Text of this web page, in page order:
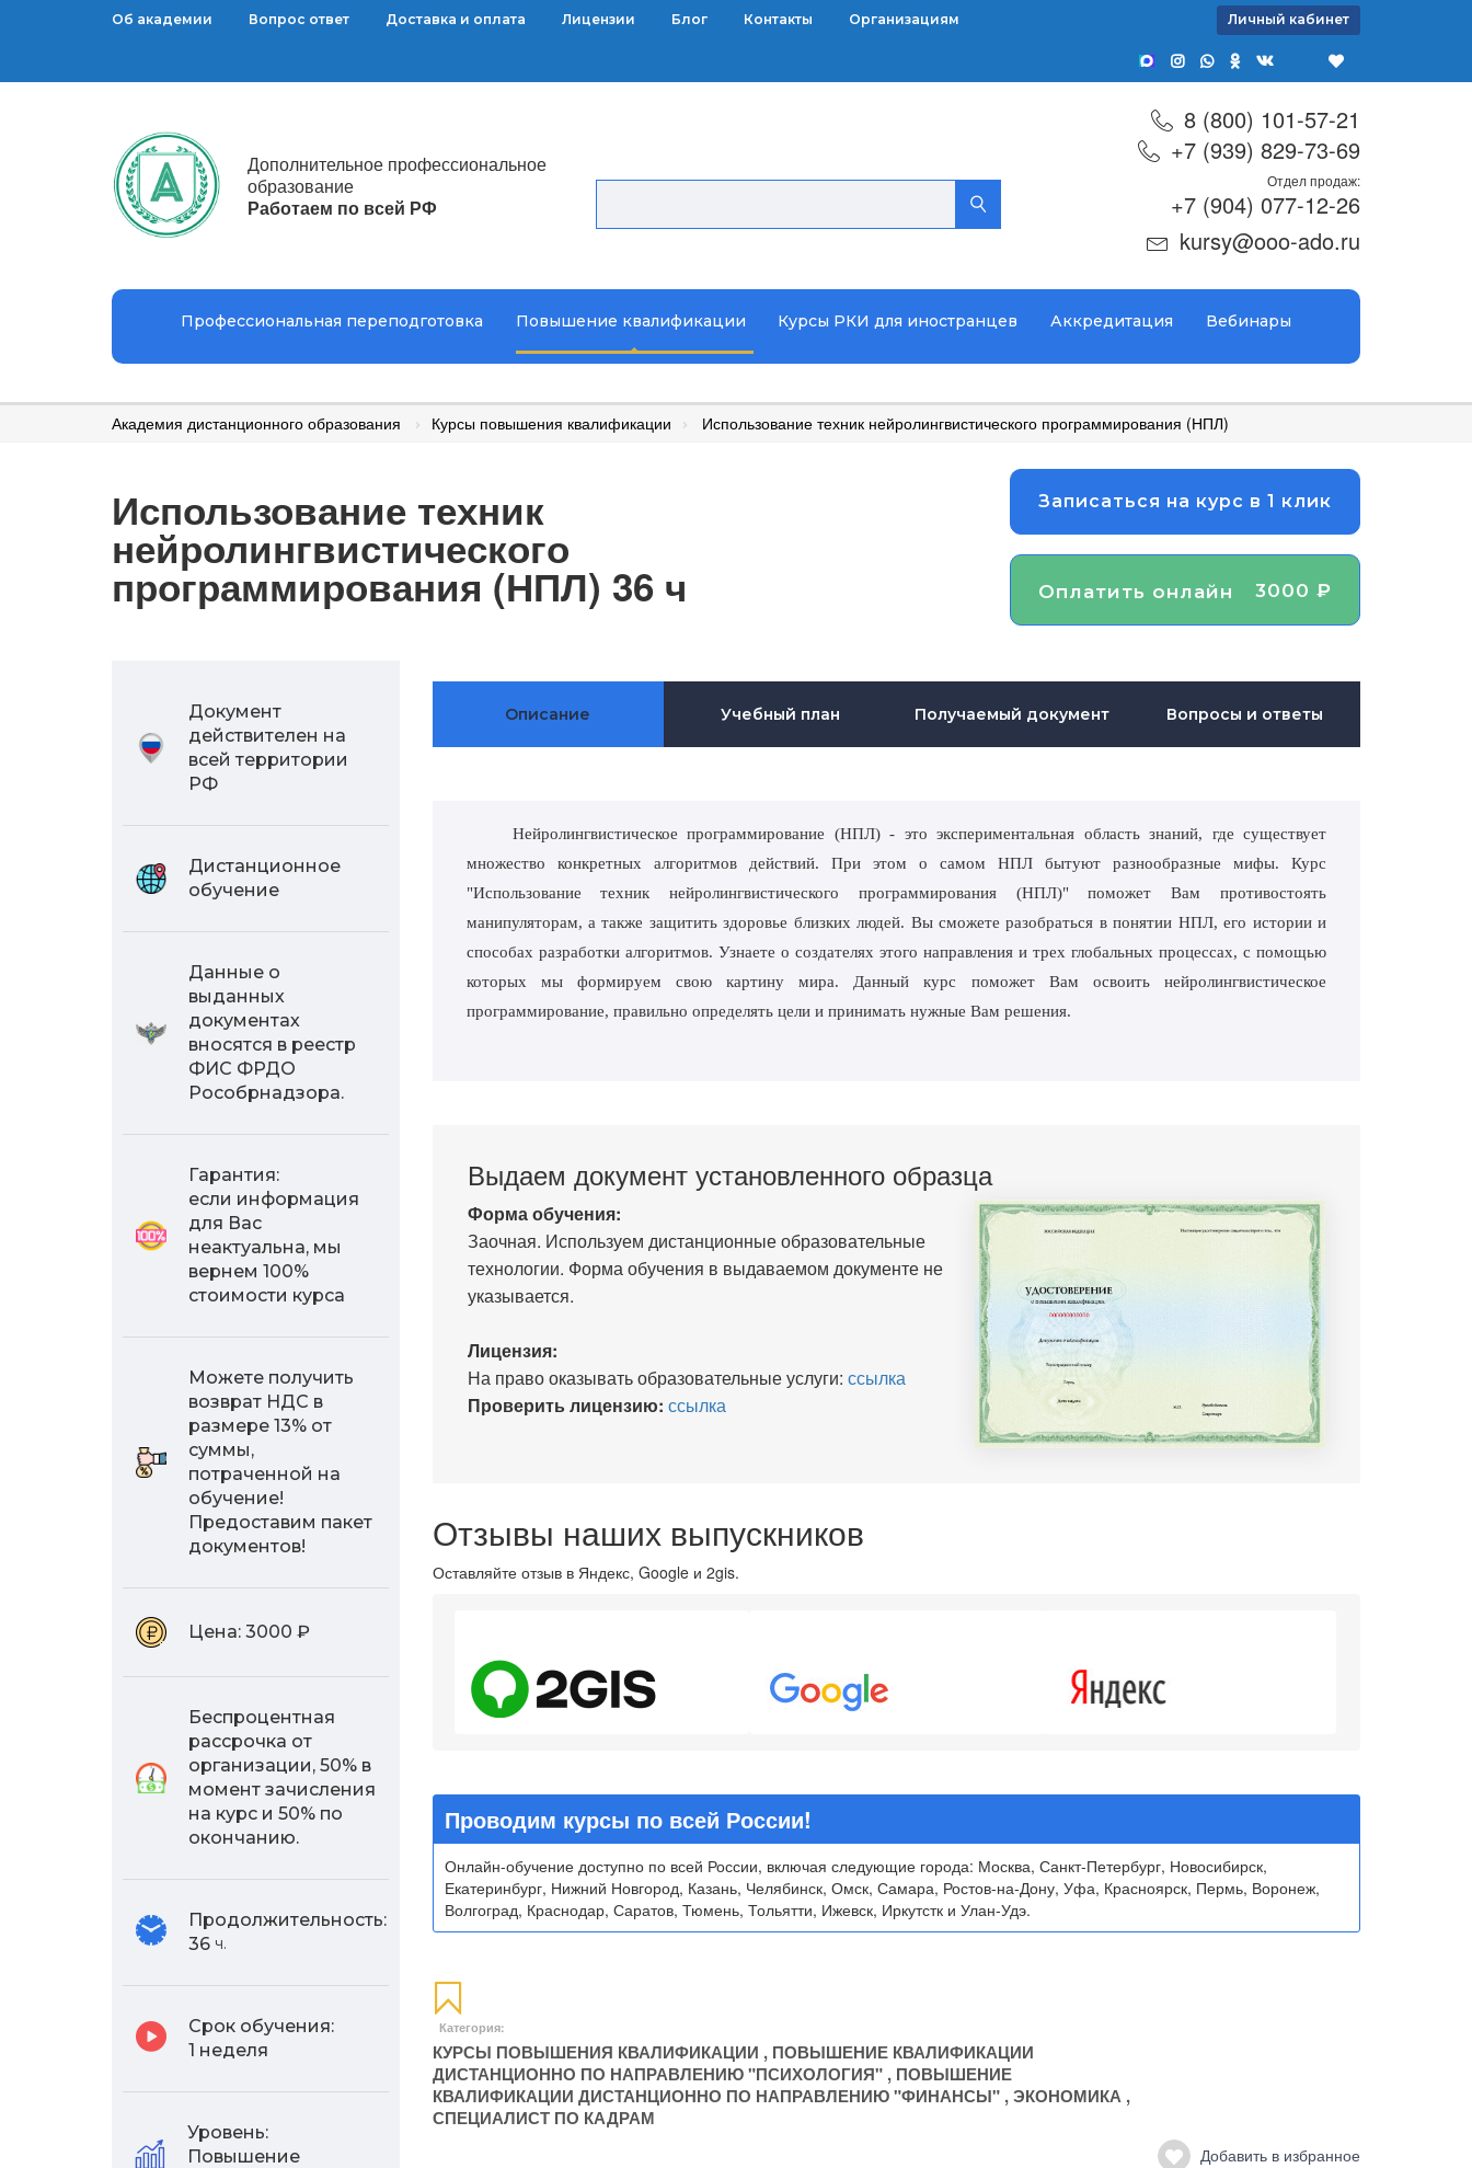
Организациям
Контакты
Блог
Лицензии
Доставка и оплата
Вопрос ответ
Об академии Личный кабинет
Дополнительное профессиональное
образование
Работаем по всей РФ
8 (800) 101-57-21
+7 (939) 829-73-69
Отдел продаж:
+7 (904) 077-12-26
kursy@ooo-ado.ru
Профессиональная переподготовка Повышение квалификации Курсы РКИ для иностранцев Аккредитация Вебинары
Академия дистанционного образования Курсы повышения квалификации Использование техник нейролингвистического программирования (НПЛ)
Использование техник
нейролингвистического
программирования (НПЛ) 36 ч
Записаться на курс в 1 клик
Оплатить онлайн 3000 ₽
Документ
действителен на
всей территории
РФ
Дистанционное
обучение
Данные о
выданных
документах
вносятся в реестр
ФИС ФРДО
Рособрнадзора.
Гарантия:
если информация
для Вас
неактуальна, мы
вернем 100%
стоимости курса
Можете получить
возврат НДС в
размере 13% от
суммы,
потраченной на
обучение!
Предоставим пакет
документов!
Цена: 3000 ₽
Беспроцентная
рассрочка от
организации, 50% в
момент зачисления
на курс и 50% по
окончанию.
Продолжительность:
36 ч.
Срок обучения:
1 неделя
Уровень:
Повышение
Описание Учебный план Получаемый документ Вопросы и ответы
Нейролингвистическое программирование (НПЛ) - это экспериментальная область знаний, где существует
множество конкретных алгоритмов действий. При этом о самом НПЛ бытуют разнообразные мифы. Курс
"Использование техник нейролингвистического программирования (НПЛ)" поможет Вам противостоять
манипуляторам, а также защитить здоровье близких людей. Вы сможете разобраться в понятии НПЛ, его истории и
способах разработки алгоритмов. Узнаете о создателях этого направления и трех глобальных процессах, с помощью
которых мы формируем свою картину мира. Данный курс поможет Вам освоить нейролингвистическое
программирование, правильно определять цели и принимать нужные Вам решения.
Выдаем документ установленного образца
Форма обучения:
Заочная. Используем дистанционные образовательные
технологии. Форма обучения в выдаваемом документе не
указывается.
Лицензия:
На право оказывать образовательные услуги: ссылка
Проверить лицензию: ссылка
Отзывы наших выпускников
Оставляйте отзыв в Яндекс, Google и 2gis.
Проводим курсы по всей России!
Онлайн-обучение доступно по всей России, включая следующие города: Москва, Санкт-Петербург, Новосибирск,
Екатеринбург, Нижний Новгород, Казань, Челябинск, Омск, Самара, Ростов-на-Дону, Уфа, Красноярск, Пермь, Воронеж,
Волгоград, Краснодар, Саратов, Тюмень, Тольятти, Ижевск, Иркутстк и Улан-Удэ.
Категория:
КУРСЫ ПОВЫШЕНИЯ КВАЛИФИКАЦИИ , ПОВЫШЕНИЕ КВАЛИФИКАЦИИ
ДИСТАНЦИОННО ПО НАПРАВЛЕНИЮ "ПСИХОЛОГИЯ", ПОВЫШЕНИЕ
КВАЛИФИКАЦИИ ДИСТАНЦИОННО ПО НАПРАВЛЕНИЮ "ФИНАНСЫ",ЭКОНОМИКА,
СПЕЦИАЛИСТ ПО КАДРАМ
Добавить в избранное